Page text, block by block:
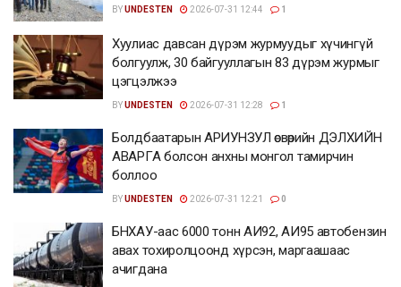
BYUNDESTEN 2026-07-31 12:44 1
Хуулиас давсан дүрэм журмуудыг хүчингүй
болгуулж, 30 байгууллагын 83 дүрэм журмыг
цэгцэлжээ
BYUNDESTEN 2026-07-31 12:28 1
Болдбаатарын АРИУНЗУЛ өсвөрийн ДЭЛХИЙН
АВАРГА болсон анхны монгол тамирчин
боллоо
BYUNDESTEN 2026-07-31 12:21 0
БНХАУ-аас 6000 тонн АИ92, АИ95 автобензин
авах тохиролцоонд хүрсэн, маргаашаас
ачигдана